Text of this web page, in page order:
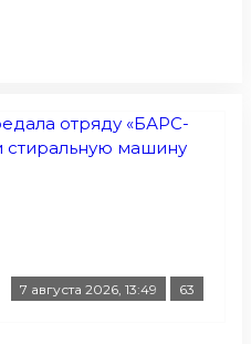
7 августа 2026, 13:49 63